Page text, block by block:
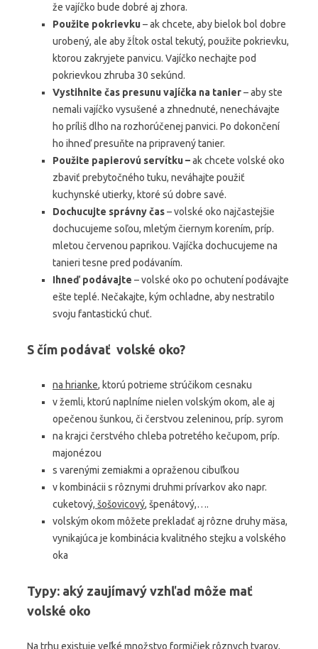
že vajíčko bude dobré aj zhora.
Použite pokrievku– ak chcete, aby bielok bol dobre
urobený, ale aby žĺtok ostal tekutý, použite pokrievku,
ktorou zakryjete panvicu. Vajíčko nechajte pod
pokrievkou zhruba 30 sekúnd.
Vystihnite čas presunu vajíčka na tanier– aby ste
nemali vajíčko vysušené a zhnednuté, nenechávajte
ho príliš dlho na rozhorúčenej panvici. Po dokončení
ho ihneď presuňte na pripravený tanier.
Použite papierovú servítku –ak chcete volské oko
zbaviť prebytočného tuku, neváhajte použiť
kuchynské utierky, ktoré sú dobre savé.
Dochucujte správny čas– volské oko najčastejšie
dochucujeme soľou, mletým čiernym korením, príp.
mletou červenou paprikou. Vajíčka dochucujeme na
tanieri tesne pred podávaním.
Ihneď podávajte – volské oko po ochutení podávajte
ešte teplé. Nečakajte, kým ochladne, aby nestratilo
svoju fantastickú chuť.
S čím podávať volské oko?
na hrianke, ktorú potrieme strúčikom cesnaku
v žemli, ktorú naplníme nielen volským okom, ale aj
opečenou šunkou, či čerstvou zeleninou, príp. syrom
na krajci čerstvého chleba potretého kečupom, príp.
majonézou
s varenými zemiakmi a opraženou cibuľkou
v kombinácii s rôznymi druhmi prívarkov ako napr.
cuketový, šošovicový, špenátový,….
volským okom môžete prekladať aj rôzne druhy mäsa,
vynikajúca je kombinácia kvalitného stejku a volského
oka
Typy: aký zaujímavý vzhľad môže mať
volské oko
Na trhu existuje veľké množstvo formičiek rôznych tvarov,